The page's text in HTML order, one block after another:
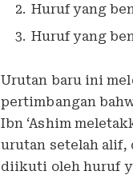
Huruf yang
Huruf yang
Urutan baru ini
pertimbangan
Ibn ‘Ashim
urutan setelah alif,
diikuti oleh huruf